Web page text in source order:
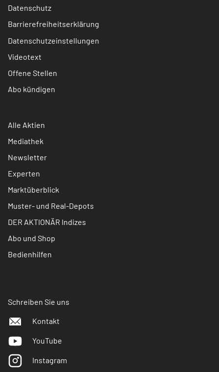
Datenschutz
Barrierefreiheitserklärung
Datenschutzeinstellungen
Videotext
Offene Stellen
Abo kündigen
Alle Aktien
Mediathek
Newsletter
Experten
Marktüberblick
Muster- und Real-Depots
DER AKTIONÄR Indizes
Abo und Shop
Bedienhilfen
Schreiben Sie uns
Kontakt
YouTube
Instagram